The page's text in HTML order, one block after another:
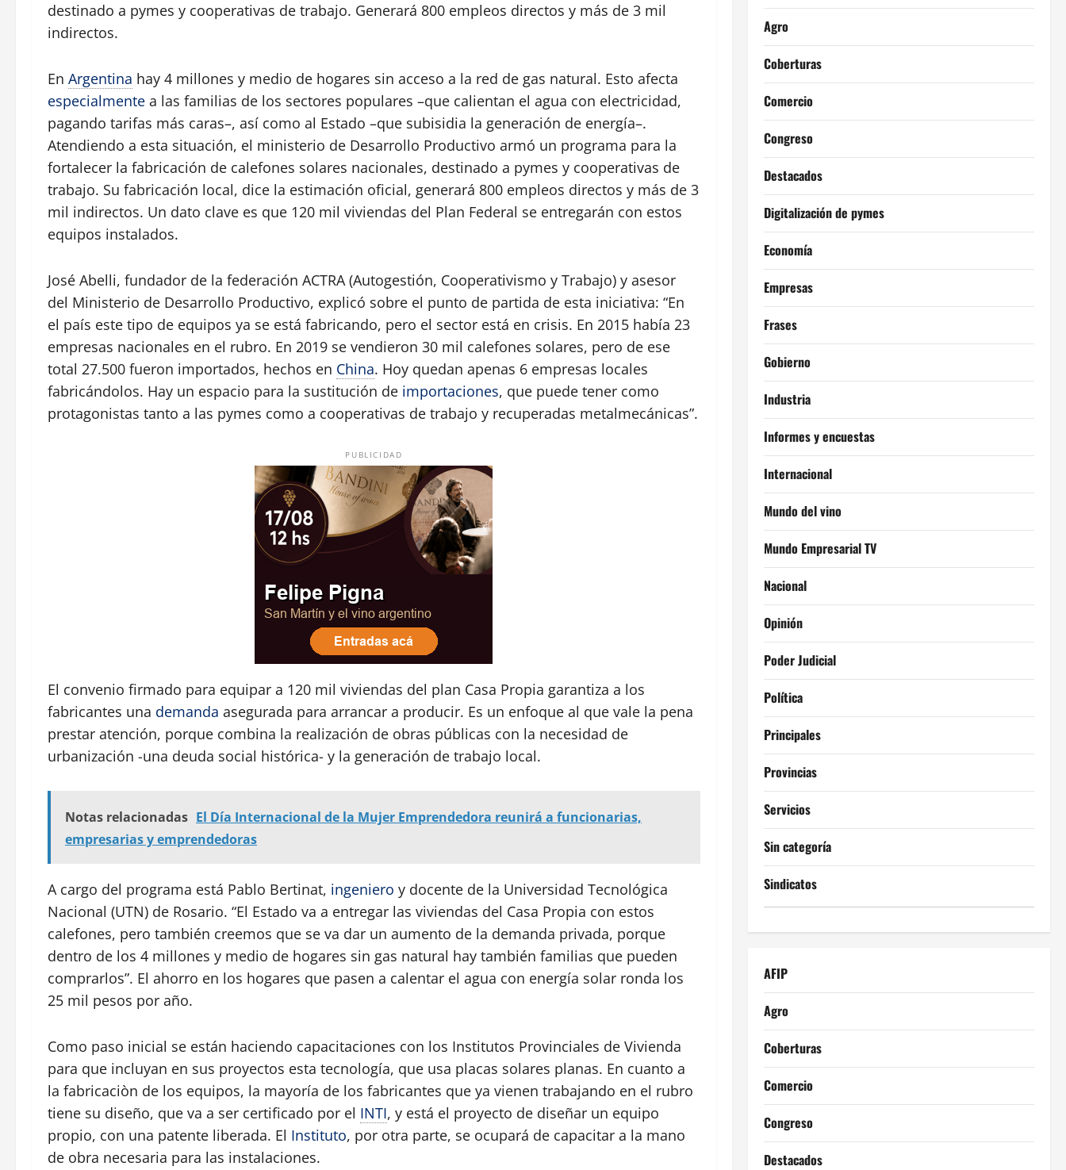
destinado a pymes y cooperativas de trabajo. Generará 800 empleos directos y más de 3 mil
indirectos.
En Argentina hay 4 millones y medio de hogares sin acceso a la red de gas natural. Esto afecta
especialmente a las familias de los sectores populares –que calientan el agua con electricidad,
pagando tarifas más caras–, así como al Estado –que subisidia la generación de energía–.
Atendiendo a esta situación, el ministerio de Desarrollo Productivo armó un programa para la
fortalecer la fabricación de calefones solares nacionales, destinado a pymes y cooperativas de
trabajo. Su fabricación local, dice la estimación oficial, generará 800 empleos directos y más de 3
mil indirectos. Un dato clave es que 120 mil viviendas del Plan Federal se entregarán con estos
equipos instalados.
José Abelli, fundador de la federación ACTRA (Autogestión, Cooperativismo y Trabajo) y asesor
del Ministerio de Desarrollo Productivo, explicó sobre el punto de partida de esta iniciativa: “En
el país este tipo de equipos ya se está fabricando, pero el sector está en crisis. En 2015 había 23
empresas nacionales en el rubro. En 2019 se vendieron 30 mil calefones solares, pero de ese
total 27.500 fueron importados, hechos en China. Hoy quedan apenas 6 empresas locales
fabricándolos. Hay un espacio para la sustitución de importaciones, que puede tener como
protagonistas tanto a las pymes como a cooperativas de trabajo y recuperadas metalmecánicas”.
PUBLICIDAD
El convenio firmado para equipar a 120 mil viviendas del plan Casa Propia garantiza a los
fabricantes una demanda asegurada para arrancar a producir. Es un enfoque al que vale la pena
prestar atención, porque combina la realización de obras públicas con la necesidad de
urbanización -una deuda social histórica- y la generación de trabajo local.
Notas relacionadas El Día Internacional de la Mujer Emprendedora reunirá a funcionarias,
empresarias y emprendedoras
A cargo del programa está Pablo Bertinat, ingeniero y docente de la Universidad Tecnológica
Nacional (UTN) de Rosario. “El Estado va a entregar las viviendas del Casa Propia con estos
calefones, pero también creemos que se va dar un aumento de la demanda privada, porque
dentro de los 4 millones y medio de hogares sin gas natural hay también familias que pueden
comprarlos”. El ahorro en los hogares que pasen a calentar el agua con energía solar ronda los
25 mil pesos por año.
Como paso inicial se están haciendo capacitaciones con los Institutos Provinciales de Vivienda
para que incluyan en sus proyectos esta tecnología, que usa placas solares planas. En cuanto a
la fabricaciòn de los equipos, la mayoría de los fabricantes que ya vienen trabajando en el rubro
tiene su diseño, que va a ser certificado por el INTI, y está el proyecto de diseñar un equipo
propio, con una patente liberada. El Instituto, por otra parte, se ocupará de capacitar a la mano
de obra necesaria para las instalaciones.
Agro
Coberturas
Comercio
Congreso
Destacados
Digitalización de pymes
Economía
Empresas
Frases
Gobierno
Industria
Informes y encuestas
Internacional
Mundo del vino
Mundo Empresarial TV
Nacional
Opinión
Poder Judicial
Política
Principales
Provincias
Servicios
Sin categoría
Sindicatos
AFIP
Agro
Coberturas
Comercio
Congreso
Destacados